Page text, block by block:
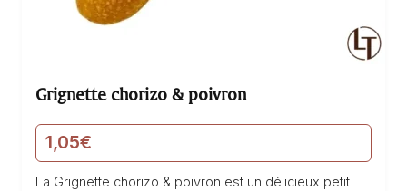
Grignette chorizo & poivron
1,05€
La Grignette chorizo & poivron est un délicieux petit